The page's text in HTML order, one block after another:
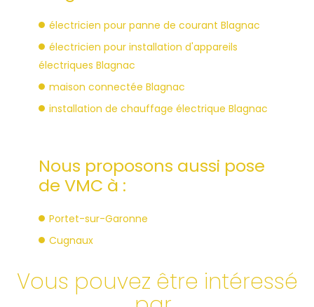
électricien pour panne de courant Blagnac
électricien pour installation d'appareils
électriques Blagnac
maison connectée Blagnac
installation de chauffage électrique Blagnac
Nous proposons aussi pose
de VMC à :
Portet-sur-Garonne
Cugnaux
Vous pouvez être intéressé